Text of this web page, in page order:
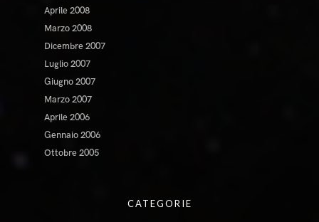
Aprile 2008
Marzo 2008
Dicembre 2007
Luglio 2007
Giugno 2007
Marzo 2007
Aprile 2006
Gennaio 2006
Ottobre 2005
CATEGORIE